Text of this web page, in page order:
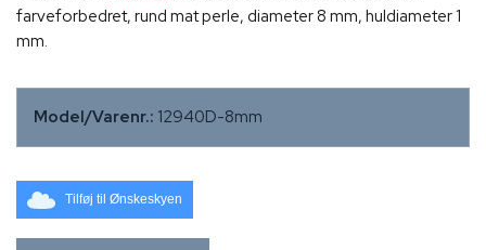
farveforbedret, rund mat perle, diameter 8 mm, huldiameter 1
mm.
Model/Varenr.: 12940D-8mm
Tilføj til Ønskeskyen